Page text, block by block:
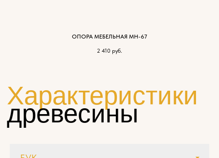
ОПОРА МЕБЕЛЬНАЯ МН-67
2 410 руб.